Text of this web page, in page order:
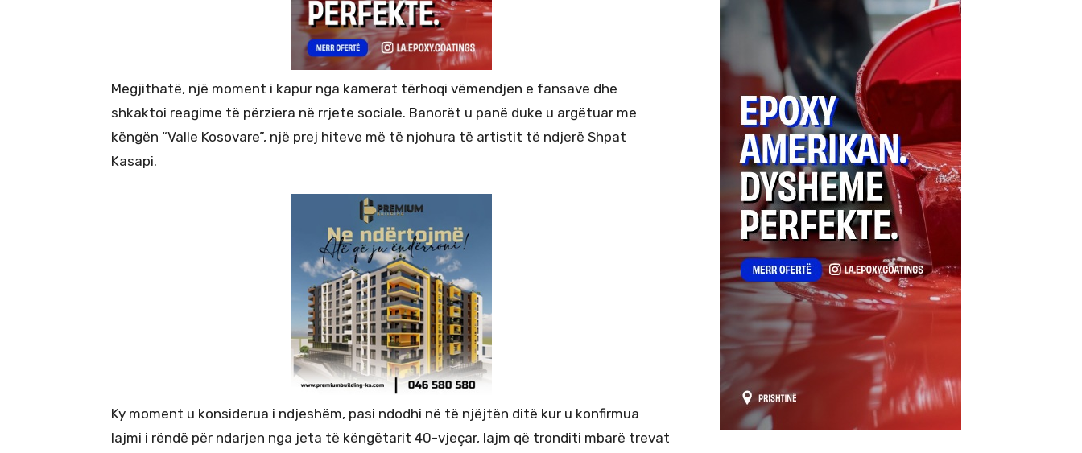
Megjithatë, një moment i kapur nga kamerat tërhoqi vëmendjen e fansave dhe
shkaktoi reagime të përziera në rrjete sociale. Banorët u panë duke u argëtuar me
këngën “Valle Kosovare”, një prej hiteve më të njohura të artistit të ndjerë Shpat
Kasapi.
Ky moment u konsiderua i ndjeshëm, pasi ndodhi në të njëjtën ditë kur u konfirmua
lajmi i rëndë për ndarjen nga jeta të këngëtarit 40-vjeçar, lajm që tronditi mbarë trevat